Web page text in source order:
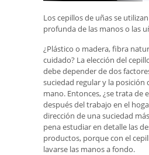
Los cepillos de uñas se
profunda de las manos o las
¿Plástico o madera, fibra
cuidado? La elección del
debe depender de dos
suciedad regular y la posición
mano. Entonces, ¿se trata de
después del trabajo en el
dirección de una suciedad
pena estudiar en detalle las
productos, porque con el
lavarse las manos a fondo.